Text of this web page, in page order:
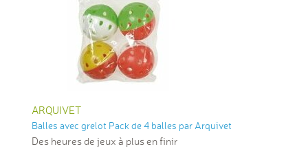
ARQUIVET
Balles avec grelot Pack de 4 balles par Arquivet
Des heures de jeux à plus en finir